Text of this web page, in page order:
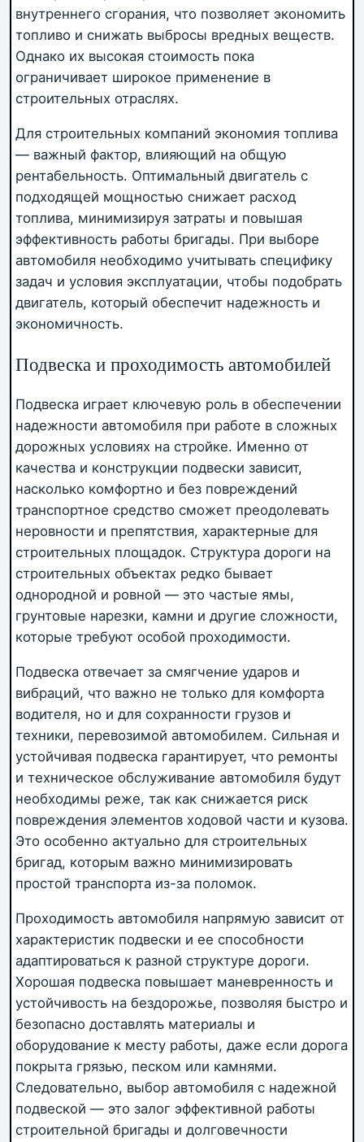
внутреннего сгорания, что позволяет экономить
топливо и снижать выбросы вредных веществ.
Однако их высокая стоимость пока
ограничивает широкое применение в
строительных отраслях.
Для строительных компаний экономия топлива
— важный фактор, влияющий на общую
рентабельность. Оптимальный двигатель с
подходящей мощностью снижает расход
топлива, минимизируя затраты и повышая
эффективность работы бригады. При выборе
автомобиля необходимо учитывать специфику
задач и условия эксплуатации, чтобы подобрать
двигатель, который обеспечит надежность и
экономичность.
Подвеска и проходимость автомобилей
Подвеска играет ключевую роль в обеспечении
надежности автомобиля при работе в сложных
дорожных условиях на стройке. Именно от
качества и конструкции подвески зависит,
насколько комфортно и без повреждений
транспортное средство сможет преодолевать
неровности и препятствия, характерные для
строительных площадок. Структура дороги на
строительных объектах редко бывает
однородной и ровной — это частые ямы,
грунтовые нарезки, камни и другие сложности,
которые требуют особой проходимости.
Подвеска отвечает за смягчение ударов и
вибраций, что важно не только для комфорта
водителя, но и для сохранности грузов и
техники, перевозимой автомобилем. Сильная и
устойчивая подвеска гарантирует, что ремонты
и техническое обслуживание автомобиля будут
необходимы реже, так как снижается риск
повреждения элементов ходовой части и кузова.
Это особенно актуально для строительных
бригад, которым важно минимизировать
простой транспорта из-за поломок.
Проходимость автомобиля напрямую зависит от
характеристик подвески и ее способности
адаптироваться к разной структуре дороги.
Хорошая подвеска повышает маневренность и
устойчивость на бездорожье, позволяя быстро и
безопасно доставлять материалы и
оборудование к месту работы, даже если дорога
покрыта грязью, песком или камнями.
Следовательно, выбор автомобиля с надежной
подвеской — это залог эффективной работы
строительной бригады и долговечности